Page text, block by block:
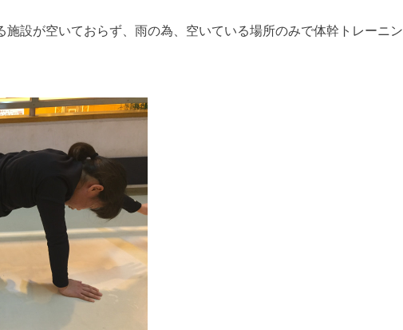
施設が空いておらず、雨の為、空いている場所のみで体幹トレーニン